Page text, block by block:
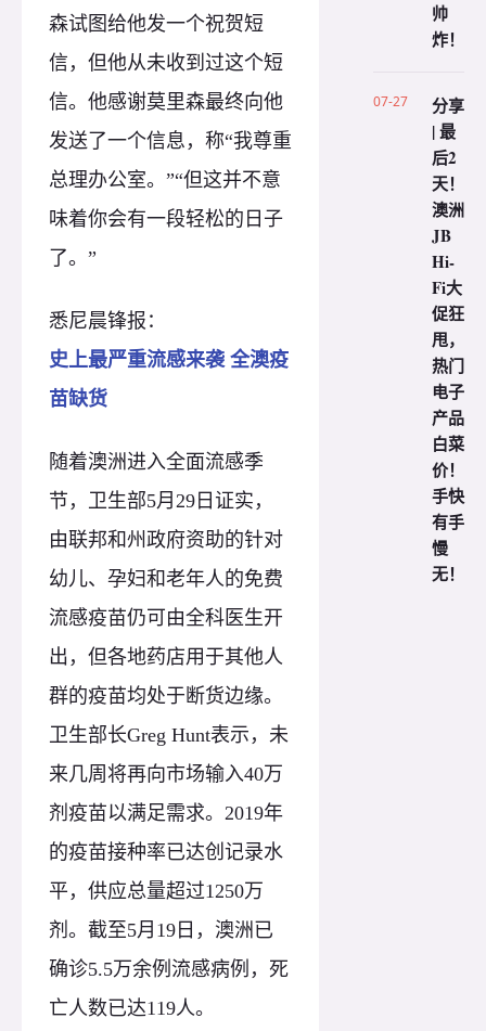
森试图给他发一个祝贺短
信，但他从未收到过这个短
信。他感谢莫里森最终向他
发送了一个信息，称“我尊重
总理办公室。”“但这并不意
味着你会有一段轻松的日子
了。”
悉尼晨锋报：
史上最严重流感来袭 全澳疫
苗缺货
随着澳洲进入全面流感季
节，卫生部5月29日证实，
由联邦和州政府资助的针对
幼儿、孕妇和老年人的免费
流感疫苗仍可由全科医生开
出，但各地药店用于其他人
群的疫苗均处于断货边缘。
卫生部长Greg Hunt表示，未
来几周将再向市场输入40万
剂疫苗以满足需求。2019年
的疫苗接种率已达创记录水
平，供应总量超过1250万
剂。截至5月19日，澳洲已
确诊5.5万余例流感病例，死
亡人数已达119人。
帅
炸！
07-27
分享
| 最
后2
天！
澳洲
JB
Hi-
Fi大
促狂
甩，
热门
电子
产品
白菜
价！
手快
有手
慢
无！